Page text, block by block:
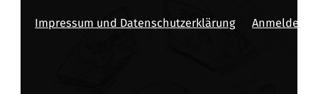
Impressum und Datenschutzerklärung Anmelden